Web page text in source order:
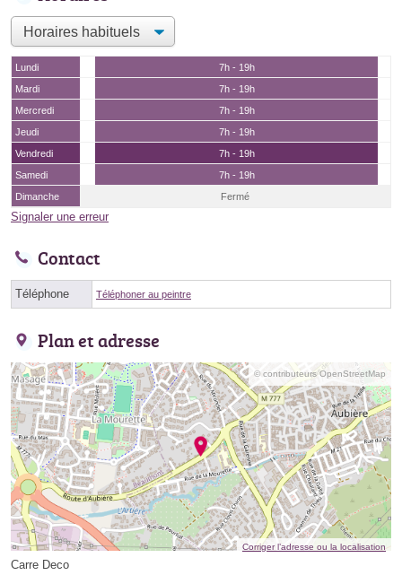
Lundi
7h - 19h
Mardi
7h - 19h
Mercredi
7h - 19h
Jeudi
7h - 19h
Vendredi
7h - 19h
Samedi
7h - 19h
Dimanche
Fermé
Signaler une erreur
Contact
Téléphone Téléphoner au peintre
Plan et adresse
© contributeurs OpenStreetMap
Corriger l’adresse ou la localisation
Carre Deco